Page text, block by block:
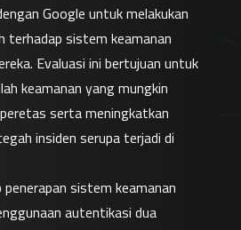
Google untuk melakukan
terhadap sistem keamanan
Evaluasi ini bertujuan untuk
keamanan yang mungkin
serta meningkatkan
insiden serupa terjadi di
penerapan sistem keamanan
autentikasi dua